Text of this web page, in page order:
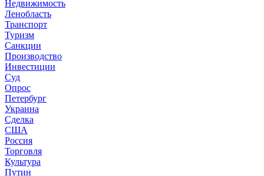
Недвижимость
Ленобласть
Транспорт
Туризм
Санкции
Производство
Инвестиции
Суд
Опрос
Петербург
Украина
Сделка
США
Россия
Торговля
Культура
Путин